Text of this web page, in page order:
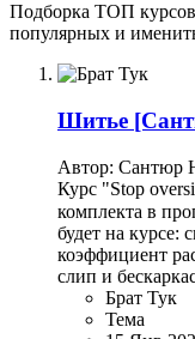
Подборка ТОП
популярных и
Шитье
Автор: Сантюр
Курс "Stop
комплекта в
будет на курсе:
коэффициент
слип и
Брат Тук
Тема